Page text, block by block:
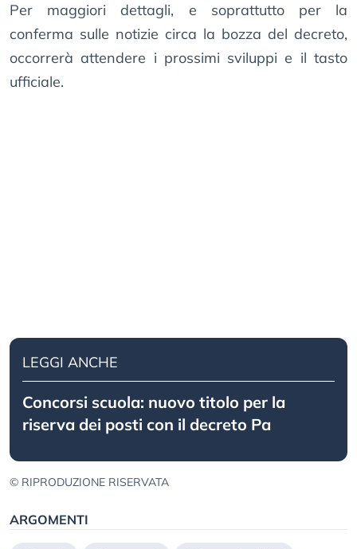
Per maggiori dettagli, e soprattutto per la
conferma sulle notizie circa la bozza del decreto,
occorrerà attendere i prossimi sviluppi e il tasto
ufficiale.
LEGGI ANCHE
Concorsi scuola: nuovo titolo per la
riserva dei posti con il decreto Pa
© RIPRODUZIONE RISERVATA
ARGOMENTI